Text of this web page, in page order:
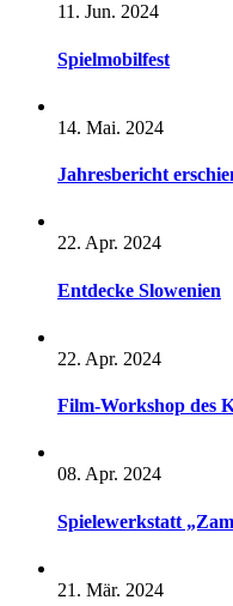
11. Jun. 2024
Spielmobilfest
14. Mai. 2024
Jahresbericht
22. Apr. 2024
Entdecke Slowenien
22. Apr. 2024
Film-Workshop des
08. Apr. 2024
Spielewerkstatt
21. Mär. 2024